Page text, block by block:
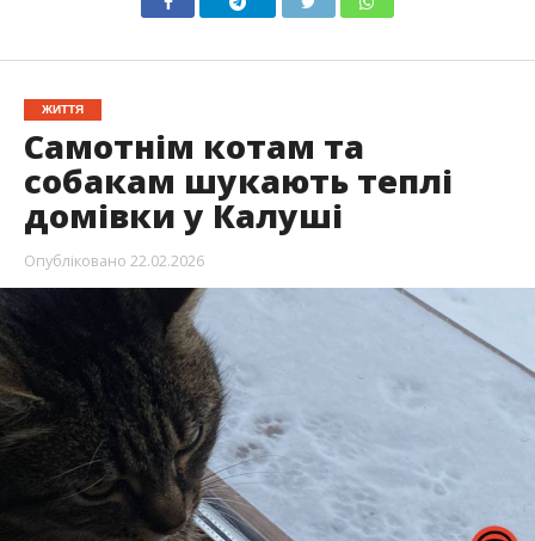
ЖИТТЯ
Самотнім котам та
собакам шукають теплі
домівки у Калуші
Опубліковано 22.02.2026